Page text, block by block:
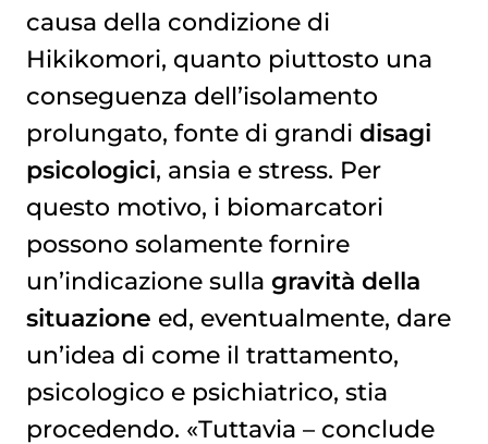
causa della condizione di
Hikikomori, quanto piuttosto una
conseguenza dell’isolamento
prolungato, fonte di grandi disagi
psicologici, ansia e stress. Per
questo motivo, i biomarcatori
possono solamente fornire
un’indicazione sulla gravità della
situazione ed, eventualmente, dare
un’idea di come il trattamento,
psicologico e psichiatrico, stia
procedendo. «Tuttavia – conclude